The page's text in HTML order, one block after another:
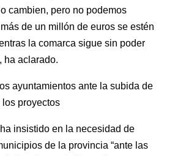
cambien, pero no podemos
de un millón de euros se estén
la comarca sigue sin poder
ha aclarado.
ayuntamientos ante la subida de
los proyectos
insistido en la necesidad de
de la provincia “ante las